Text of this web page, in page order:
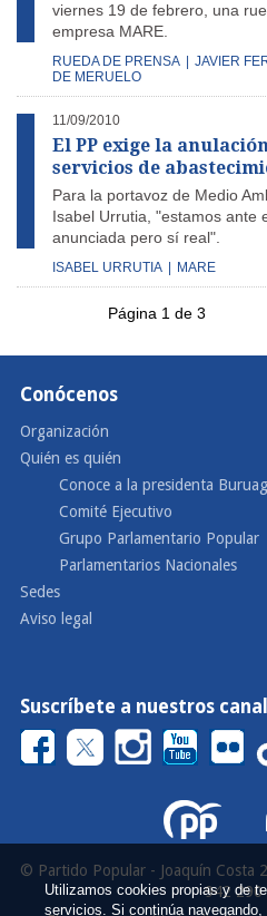
viernes 19 de febrero, una
empresa MARE.
RUEDA DE PRENSA JAVIER
DE MERUELO
11/09/2010
El PP exige la
servicios de
Para la portavoz de Medio
Isabel Urrutia, "estamos ante
anunciada pero sí real".
ISABEL URRUTIA MARE
Página 1 de 3
Conócenos
Organización
Quién es quién
Conoce a la presidenta
Comité Ejecutivo
Grupo Parlamentario Popular
Parlamentarios Nacionales
Sedes
Aviso legal
Suscríbete a nuestros
© Partido Popular - Joaquín Costa
942 290
Utilizamos cookies propias y de
servicios. Si continúa